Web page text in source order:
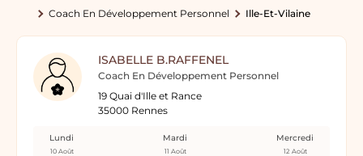
Coach En Développement Personnel
Ille-Et-Vilaine
ISABELLE B.RAFFENEL
Coach En Développement Personnel
19 Quai d'Ille et Rance
35000 Rennes
Lundi
10 Août
Mardi
11 Août
Mercredi
12 Août